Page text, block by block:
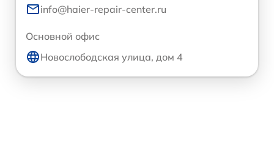
info@haier-repair-center.ru
Основной офис
Новослободская улица, дом 4